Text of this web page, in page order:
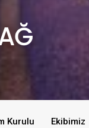
Kurulu Ekibimiz